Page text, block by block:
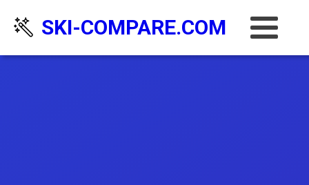
SKI-COMPARE.COM